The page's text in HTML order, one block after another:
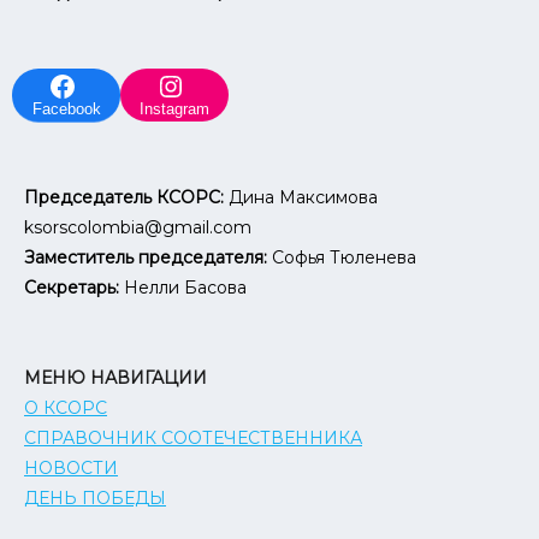
Facebook Instagram
Председатель КСОРС: Дина Максимова
ksorscolombia@gmail.com
Заместитель председателя: Софья Тюленева
Секретарь: Нелли Басова
МЕНЮ НАВИГАЦИИ
О КСОРС
СПРАВОЧНИК СООТЕЧЕСТВЕННИКА
НОВОСТИ
ДЕНЬ ПОБЕДЫ